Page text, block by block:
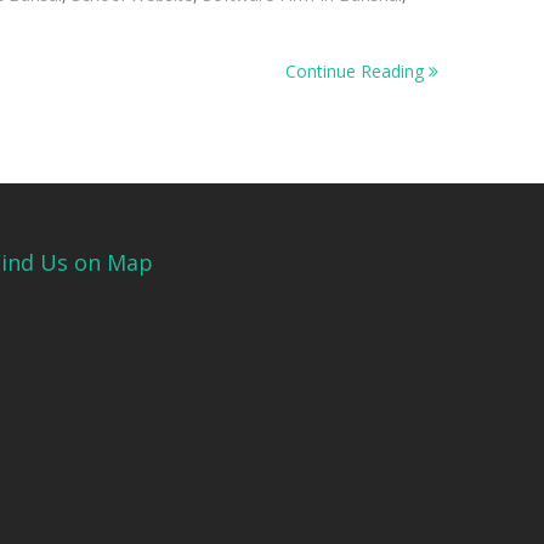
Continue Reading
Us on Map